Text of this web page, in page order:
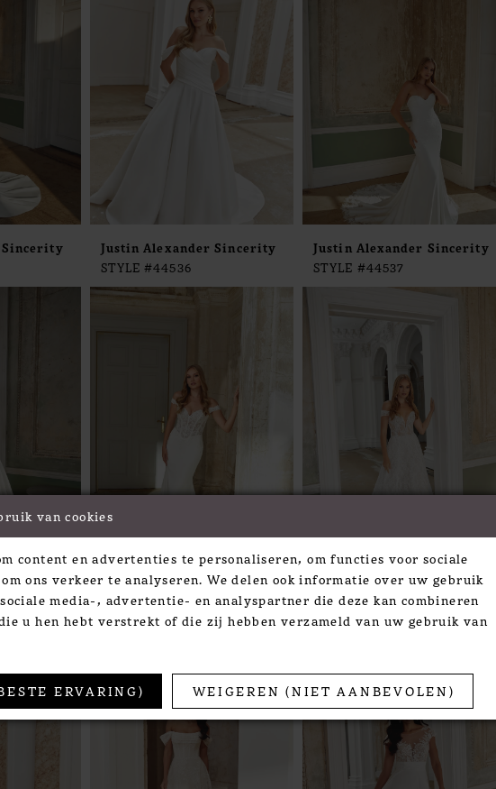
Sincerity
Justin Alexander Sincerity
STYLE #44536
Justin Alexander Sincerity
STYLE #44537
Sincerity
Justin Alexander Sincerity
STYLE #44540
Justin Alexander Sincerity
STYLE #44541
van cookies
content en advertenties te personaliseren, om functies voor sociale
ons verkeer te analyseren. We delen ook informatie over uw gebruik
media-, advertentie- en analyspartner die deze kan combineren
u hen hebt verstrekt of die zij hebben verzameld van uw gebruik van
ERVARING) WEIGEREN (NIET AANBEVOLEN)